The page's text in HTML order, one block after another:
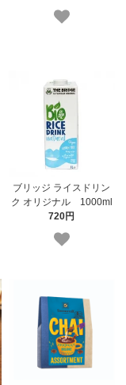
ブリッジ ライスドリン
ク オリジナル 1000ml
720円